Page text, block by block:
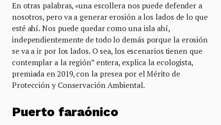
En otras palabras, «una escollera nos puede defender a
nosotros, pero va a generar erosión a los lados de lo que
esté ahí. Nos puede quedar como una isla ahí,
independientemente de todo lo demás porque la erosión
se va a ir por los lados. O sea, los escenarios tienen que
contemplar a la región” entera, explica la ecologista,
premiada en 2019, con la presea por el Mérito de
Protección y Conservación Ambiental.
Puerto faraónico